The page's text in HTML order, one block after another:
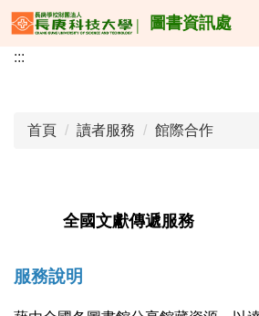
跳
到
主
圖書資訊處
:::
首頁 讀者服務 館際合作
全國文獻傳遞服務
服務說明